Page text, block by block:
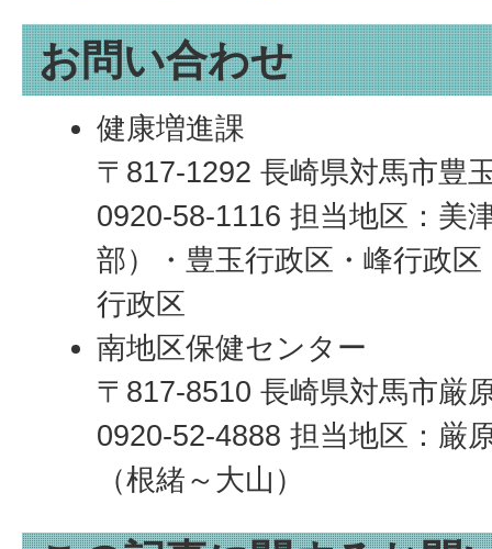
お問い合わせ
健康増進課
〒817-1292 長崎県対馬市豊
0920-58-1116 担当地区：美
部）・豊玉行政区・峰行政
行政区
南地区保健センター
〒817-8510 長崎県対馬市厳
0920-52-4888 担当地区：厳
（根緒～大山）